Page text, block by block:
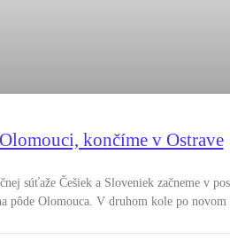
končíme v Ostrave
súťaže Češiek a Sloveniek začneme v
pôde Olomouca. V druhom kole po novom